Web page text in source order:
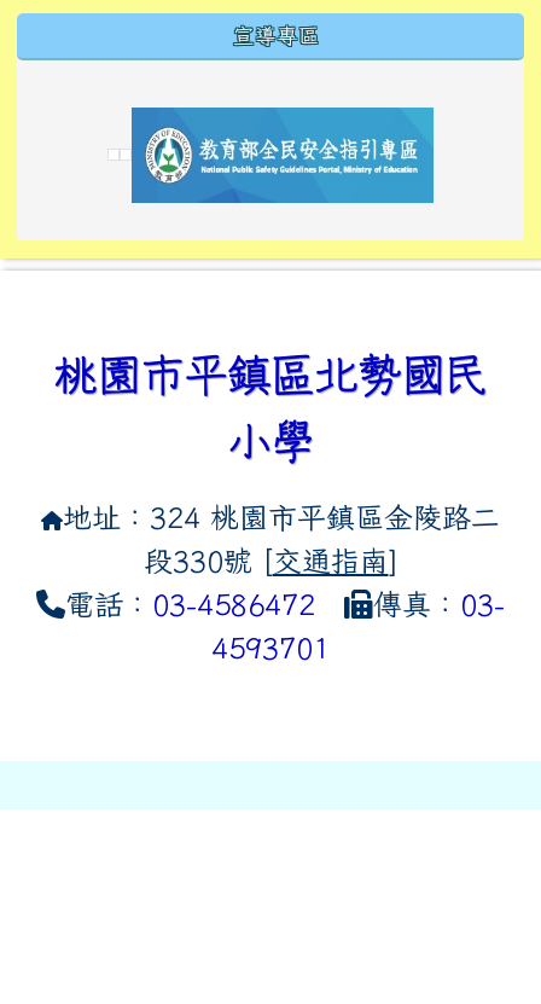
宣導專區
link to https://
link to https://10000.gov.tw/
link to https://
link to https://10000.gov.tw/
link to https://
link to https://
link to https://i.win.org.tw/
link to https://
link to https://
link to https://
link to https://
桃園市平鎮區北勢國民
小學
地址：324 桃園市平鎮區金陵路二
段330號 [交通指南]
電話： 03-4586472 傳真： 03-
4593701